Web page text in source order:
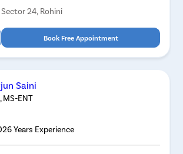
Sector 24, Rohini
Book Free Appointment
Saini
MS-ENT
Years Experience